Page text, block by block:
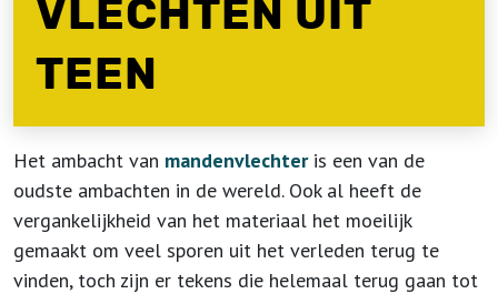
VLECHTEN UIT
TEEN
Het ambacht van mandenvlechteris een van de
oudste ambachten in de wereld. Ook al heeft de
vergankelijkheid van het materiaal het moeilijk
gemaakt om veel sporen uit het verleden terug te
vinden, toch zijn er tekens die helemaal terug gaan tot